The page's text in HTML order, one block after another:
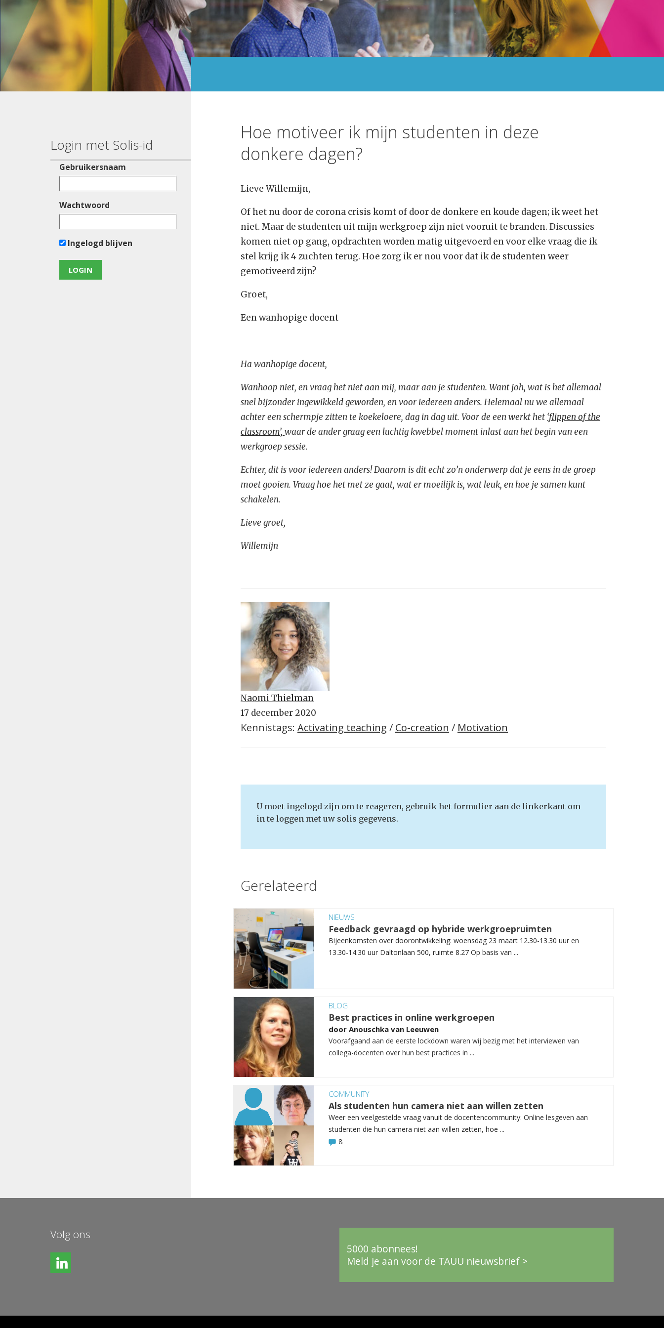
Login met Solis-id
Gebruikersnaam
Wachtwoord
Ingelogd blijven
Hoe motiveer ik mijn studenten in deze
donkere dagen?
Lieve Willemijn,
Of het nu door de corona crisis komt of door de donkere en koude dagen; ik weet het
niet. Maar de studenten uit mijn werkgroep zijn niet vooruit te branden. Discussies
komen niet op gang, opdrachten worden matig uitgevoerd en voor elke vraag die ik
stel krijg ik 4 zuchten terug. Hoe zorg ik er nou voor dat ik de studenten weer
gemotiveerd zijn?
Groet,
Een wanhopige docent
Ha wanhopige docent,
Wanhoop niet, en vraag het niet aan mij, maar aan je studenten. Want joh, wat is het allemaal
snel bijzonder ingewikkeld geworden, en voor iedereen anders. Helemaal nu we allemaal
achter een schermpje zitten te koekeloere, dag in dag uit. Voor de een werkt het ‘flippen of the
classroom’, waar de ander graag een luchtig kwebbel moment inlast aan het begin van een
werkgroep sessie.
Echter, dit is voor iedereen anders! Daarom is dit echt zo’n onderwerp dat je eens in de groep
moet gooien. Vraag hoe het met ze gaat, wat er moeilijk is, wat leuk, en hoe je samen kunt
schakelen.
Lieve groet,
Willemijn
Naomi Thielman
17 december 2020
Kennistags: Activating teaching / Co-creation / Motivation
U moet ingelogd zijn om te reageren, gebruik het formulier aan de linkerkant om
in te loggen met uw solis gegevens.
Gerelateerd
NIEUWS
Feedback gevraagd op hybride werkgroepruimten
Bijeenkomsten over doorontwikkeling: woensdag 23 maart 12.30-13.30 uur en
13.30-14.30 uur Daltonlaan 500, ruimte 8.27 Op basis van ...
BLOG
Best practices in online werkgroepen
door Anouschka van Leeuwen
Voorafgaand aan de eerste lockdown waren wij bezig met het interviewen van
collega-docenten over hun best practices in ...
COMMUNITY
Als studenten hun camera niet aan willen zetten
Weer een veelgestelde vraag vanuit de docentencommunity: Online lesgeven aan
studenten die hun camera niet aan willen zetten, hoe ...
8
Volg ons
5000 abonnees!
Meld je aan voor de TAUU nieuwsbrief >